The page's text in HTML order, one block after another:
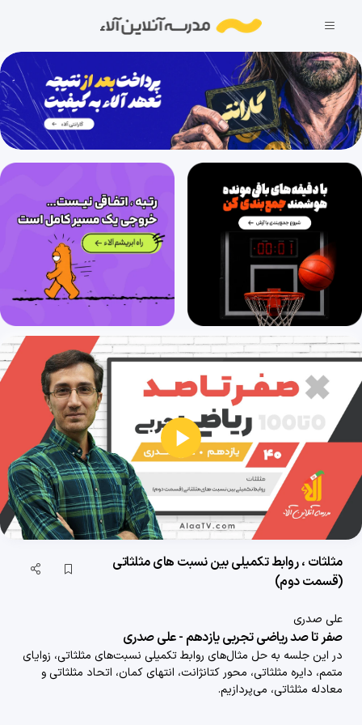
پخش
ویدیو
مثلثات ، روابط تکمیلی بین نسبت های مثلثاتی
(قسمت دوم)
علی صدری
صفر تا صد ریاضی تجربی یازدهم - علی صدری
در این جلسه به حل مثال‌های روابط تکمیلی نسبت‌های مثلثاتی، زوایای
متمم، دایره مثلثاتی، محور کتانژانت، انتهای کمان، اتحاد مثلثاتی و
معادله مثلثاتی، می‌پردازیم.
تابع ، آشنایی با برخی انواع توابع (قسمت دوم)
27 دقیقه 1404/12/03
تابع ، آشنایی با برخی انواع توابع (قسمت سوم)
30 دقیقه 1404/12/06
تابع ، آشنایی با برخی انواع توابع (قسمت چهارم)
29 دقیقه
تابع ، آشنایی با برخی انواع توابع (قسمت پنجم)
37 دقیقه 1404/12/06
تابع ، آشنایی با برخی انواع توابع (قسمت ششم)
1404/12/06
تابع ، آشنایی با برخی انواع توابع (قسمت هفتم)
25 دقیقه 1404/12/06
تابع ، وارون تابع (قسمت اول)
30 دقیقه 1403/12/22
تابع ، وارون تابع (قسمت دوم)
1403/12/22
تابع ، وارون تابع (قسمت سوم)
28 دقیقه 1403/12/22
27 دقیقه
تابع ، اعمال جبری روی توابع (قسمت دوم)
32 دقیقه